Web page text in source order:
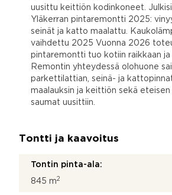
uusittu keittiön kodinkoneet.
Yläkerran pintaremontti 2025:
seinät ja katto maalattu.
vaihdettu 2025 Vuonna 2026
pintaremontti tuo kotiin raikkaan ja
Remontin yhteydessä olohuone
parkettilattian, seinä- ja
maalauksin ja keittiön sekä
saumat uusittiin.
Tontti ja kaavoitus
Tontin pinta-ala:
845 m2